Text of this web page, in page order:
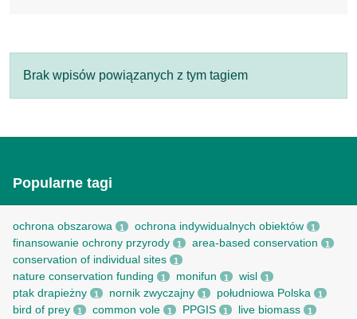
Brak wpisów powiązanych z tym tagiem
Popularne tagi
ochrona obszarowa 1 ochrona indywidualnych obiektów 1
finansowanie ochrony przyrody 1 area-based conservation 1
conservation of individual sites 1
nature conservation funding 1 monifun 1 wisl 1
ptak drapieżny 1 nornik zwyczajny 1 południowa Polska 1
bird of prey 1 common vole 1 PPGIS 1 live biomass 1